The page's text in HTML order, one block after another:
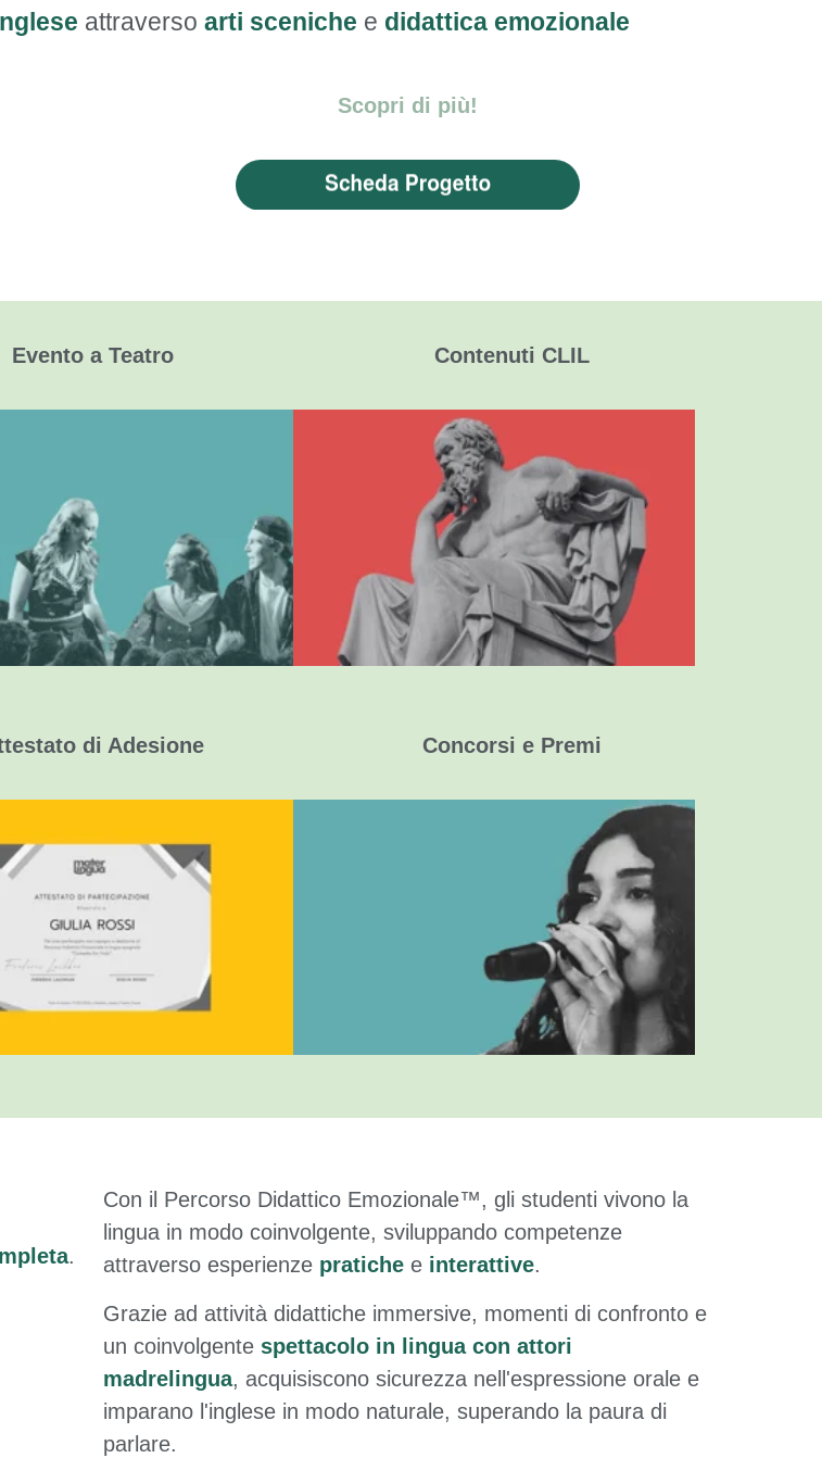
attraverso arti sceniche e didattica emozionale
Scopri di più!
Evento a Teatro Contenuti CLIL
originale con attori madrelingua
interattivo in lingua inglese
in chiave moderna
Schede Tematiche Interdisciplinari
Stimoli per la produzione scritta e orale
in chiave CLIL
di Adesione Concorsi e Premi
Certificati Nominativi
in formato PDF
Viaggi all'estero
.
Con il Percorso Didattico Emozionale™, gli studenti vivono la
lingua in modo coinvolgente, sviluppando competenze
attraverso esperienze pratiche e interattive.
Grazie ad attività didattiche immersive, momenti di confronto e
un coinvolgente spettacolo in lingua con attori
madrelingua, acquisiscono sicurezza nell'espressione orale e
imparano l'inglese in modo naturale, superando la paura di
parlare.